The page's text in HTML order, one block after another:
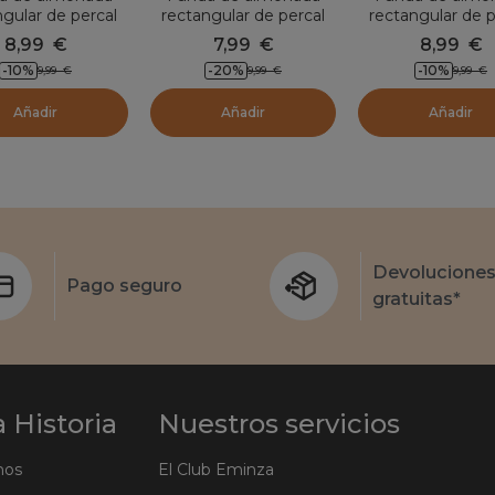
de percal
(80 cm) Cali
Chocolate
8,99 €
-10% 9,99 €
Añadir
rectangular de percal
de algodón (50 x 70
cm) Cali Camel
7,99 €
-20% 9,99 €
Añadir
rectangular de
de algodón (50
cm) Cali
8,99 €
-10% 9,99 €
Añadir
Pago seguro
Devoluciones
gratuitas*
Historia Nuestros servicios
El Club Eminza